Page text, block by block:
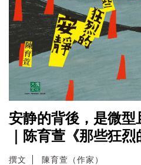
安静的背後，是微型
｜陈育萱《那些狂烈
撰文 陳育萱（作家）